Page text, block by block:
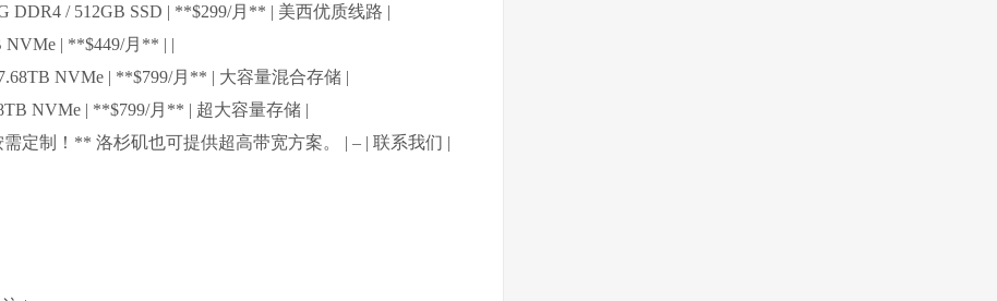
DDR4 / 512GB SSD | **$299/月** | 美西优质线路 |
NVMe | **$449/月** | |
NVMe | **$799/月** | 大容量混合存储 |
NVMe | **$799/月** | 超大容量存储 |
定制！** 洛杉矶也可提供超高带宽方案。 | – | 联系我们 |